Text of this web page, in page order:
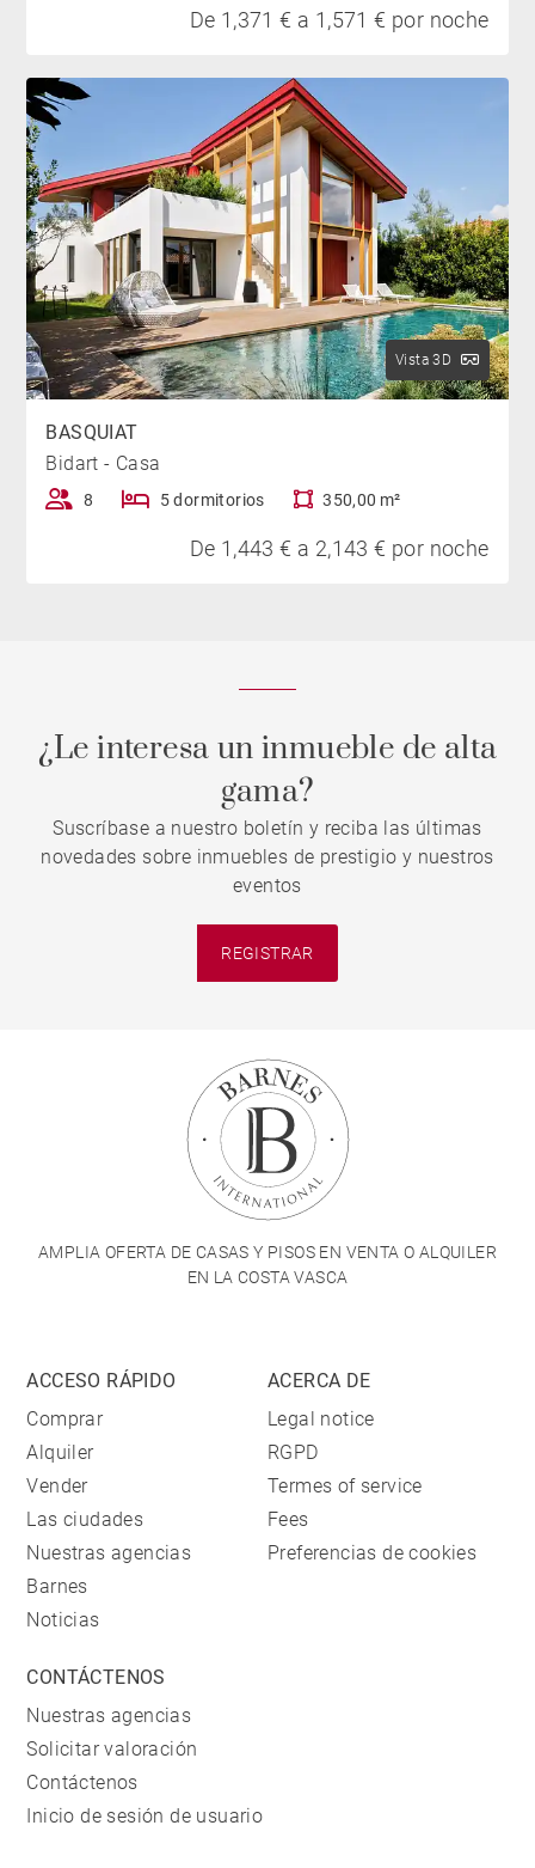
De 1,371 € a 1,571 € por noche
Vista 3D
BASQUIAT
Bidart - Casa
8 5 dormitorios 350,00 m²
De 1,443 € a 2,143 € por noche
¿Le interesa un inmueble de alta
gama?
Suscríbase a nuestro boletín y reciba las últimas
novedades sobre inmuebles de prestigio y nuestros
eventos
REGISTRAR
AMPLIA OFERTA DE CASAS Y PISOS EN VENTA O ALQUILER
EN LA COSTA VASCA
ACCESO RÁPIDO
Comprar
Alquiler
Vender
Las ciudades
Nuestras agencias
Barnes
Noticias
ACERCA DE
Legal notice
RGPD
Termes of service
Fees
Preferencias de cookies
CONTÁCTENOS
Nuestras agencias
Solicitar valoración
Contáctenos
Inicio de sesión de usuario